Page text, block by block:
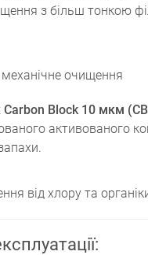
з більш тонкою
очищення
Block 10 мкм
активованого
від хлору та